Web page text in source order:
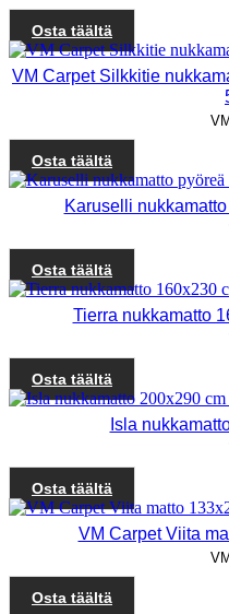
Osta täältä
VM Carpet Silkkitie
Osta täältä
Karuselli
Osta täältä
Tierra nukkamatto
Osta täältä
Isla
Osta täältä
VM Carpet Viita
Osta täältä